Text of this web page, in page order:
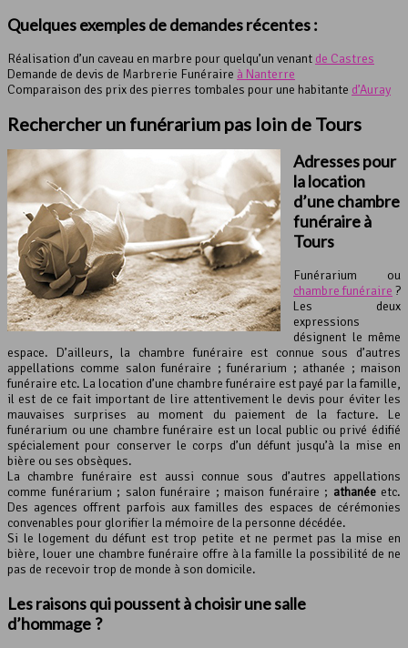
Quelques exemples de demandes récentes :
Réalisation d’un caveau en marbre pour quelqu’un venant de Castres
Demande de devis de Marbrerie Funéraire à Nanterre
Comparaison des prix des pierres tombales pour une habitante d’Auray
Rechercher un funérarium pas loin de Tours
Adresses pour
la location
d’unechambre
funéraireà
Tours
Funérarium ou
chambre funéraire ?
Les deux
expressions
désignent le même
espace. D’ailleurs, la chambre funéraire est connue sous d’autres
appellations comme salon funéraire ; funérarium ; athanée ; maison
funéraire etc. La location d’une chambre funéraire est payé par la famille,
il est de ce fait important de lire attentivement le devis pour éviter les
mauvaises surprises au moment du paiement de la facture. Le
funérarium ou une chambre funéraire est un local public ou privé édifié
spécialement pour conserver le corps d’un défunt jusqu’à la mise en
bière ou ses obsèques.
La chambre funéraire est aussi connue sous d’autres appellations
comme funérarium ; salon funéraire ; maison funéraire ; athanéeetc.
Des agences offrent parfois aux familles des espaces de cérémonies
convenables pour glorifier la mémoire de la personne décédée.
Si le logement du défunt est trop petite et ne permet pas la mise en
bière, louer une chambre funéraire offre à la famille la possibilité de ne
pas de recevoir trop de monde à son domicile.
Les raisons qui poussent à choisir une salle
d’hommage ?